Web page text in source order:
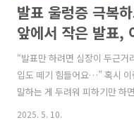
발표 울렁증 극복
앞에서 작은 발표,
감 높이는 방법, 자
존감 회복)
“발표만 하려면 심장이 두근
입도 떼기 힘들어요…” 혹시
말하는 게 두려워 피하기만 하
2025. 5. 10.